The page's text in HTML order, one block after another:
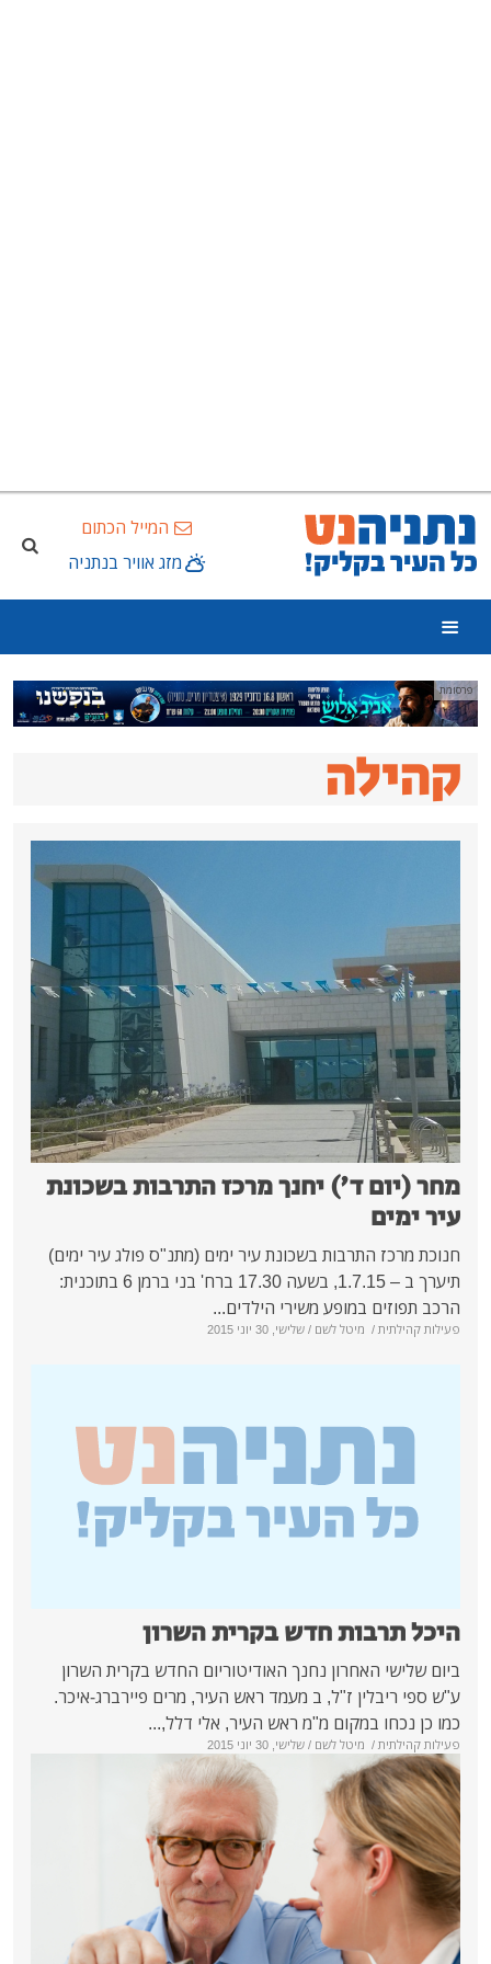
מזג אוויר בנתניה
יחנך מרכז התרבות בשכונת
בשכונת עיר ימים (מתנ"ס פולג עיר ימים)
תיערך ב – 1.7.15, בשעה 17.30 ברח' בני ברמן 6 בתוכנית:
משירי הילדים...
לשם/ שלישי, 30 יוני 2015
חדש בקרית השרון
נחנך האודיטוריום החדש בקרית השרון
ז"ל, ב מעמד ראש העיר, מרים פיירברג-איכר.
מ"מ ראש העיר, אלי דלל,...
לשם/ שלישי, 30 יוני 2015